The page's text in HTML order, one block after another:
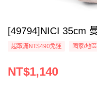
[49794]NICI 35cm
超取滿NT$490免運 國家/地
NT$1,140